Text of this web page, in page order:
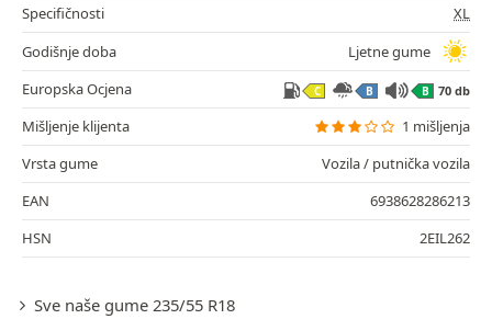
Specifičnosti
XL
Godišnje doba
Ljetne gume
Europska Ocjena
C B B 70 db
Mišljenje klijenta
1 mišljenja
Vrsta gume
Vozila / putnička vozila
EAN
6938628286213
HSN
2EIL262
Sve naše gume 235/55 R18